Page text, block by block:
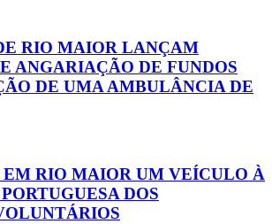
RIO MAIOR LANÇAM
ANGARIAÇÃO DE FUNDOS
DE UMA AMBULÂNCIA DE
EM RIO MAIOR UM VEÍCULO À
DOS